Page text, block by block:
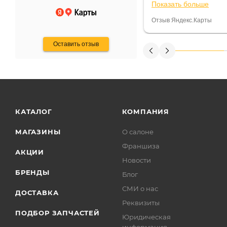
Оставить отзыв
постоянно были на
Считаю, что это
Показать больше
Отзыв Яндекс.Карты
КАТАЛОГ
МАГАЗИНЫ
АКЦИИ
БРЕНДЫ
ДОСТАВКА
ПОДБОР ЗАПЧАСТЕЙ
КОМПАНИЯ
О салоне
Франшиза
Новости
Блог
СМИ о нас
Реквизиты
Юридическая